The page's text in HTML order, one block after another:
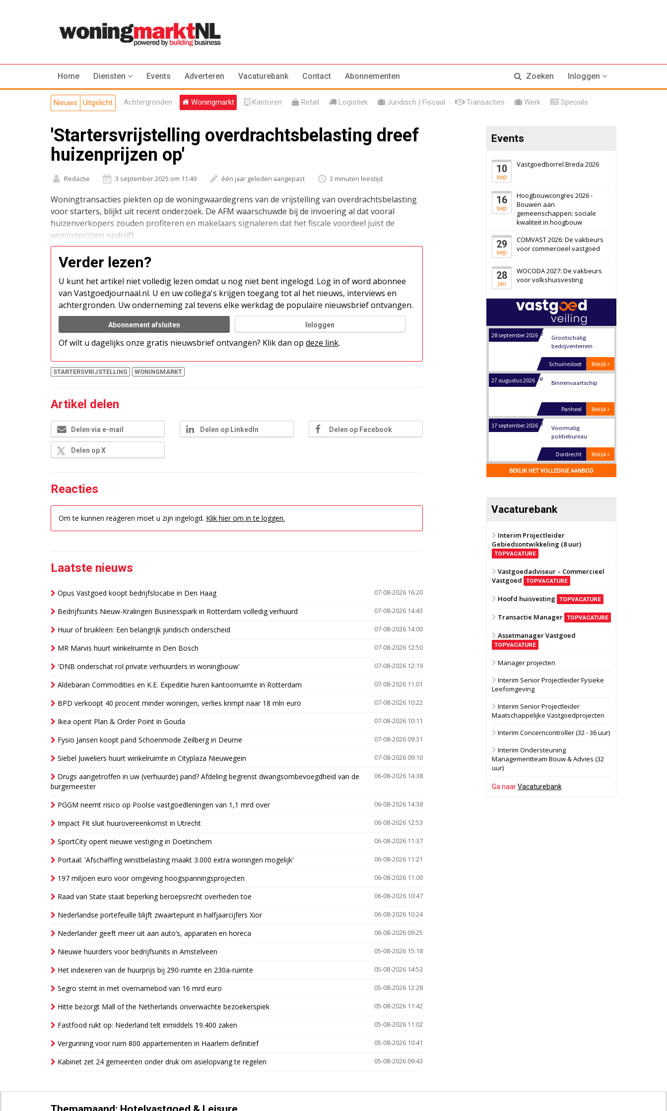
Home Diensten Events Adverteren Vacaturebank Contact Abonnementen Zoeken Inloggen
Nieuws Uitgelicht Achtergronden Woningmarkt Kantoren Retail Logistiek Juridisch | Fiscaal Transacties Werk Specials
'Startersvrijstelling overdrachtsbelasting dreef
huizenprijzen op'
Redactie 3 september 2025 om 11:49 één jaar geleden aangepast 3 minuten leestijd
Woningtransacties piekten op de woningwaardegrens van de vrijstelling van overdrachtsbelasting
voor starters, blijkt uit recent onderzoek. De AFM waarschuwde bij de invoering al dat vooral
huizenverkopers zouden profiteren en makelaars signaleren dat het fiscale voordeel juist de
woningprijzen opdrijft.
Verder lezen?
U kunt het artikel niet volledig lezen omdat u nog niet bent ingelogd. Log in of word abonnee
van Vastgoedjournaal.nl. U en uw collega's krijgen toegang tot al het nieuws, interviews en
achtergronden. Uw onderneming zal tevens elke werkdag de populaire nieuwsbrief ontvangen.
Abonnement afsluiten Inloggen
Of wilt u dagelijks onze gratis nieuwsbrief ontvangen? Klik dan op deze link.
STARTERSVRIJSTELLING WONINGMARKT
Artikel delen
Delen via e-mail Delen op LinkedIn Delen op Facebook
Delen op X
Reacties
Om te kunnen reageren moet u zijn ingelogd. Klik hier om in te loggen.
Laatste nieuws
07-08-2026 16:20
Opus Vastgoed koopt bedrijfslocatie in Den Haag
07-08-2026 14:43
Bedrijfsunits Nieuw-Kralingen Businesspark in Rotterdam volledig verhuurd
07-08-2026 14:00
Huur of bruikleen: Een belangrijk juridisch onderscheid
07-08-2026 12:50
MR Marvis huurt winkelruimte in Den Bosch
07-08-2026 12:19
'DNB onderschat rol private verhuurders in woningbouw'
07-08-2026 11:01
Aldebaran Commodities en K.E. Expeditie huren kantoorruimte in Rotterdam
07-08-2026 10:22
BPD verkoopt 40 procent minder woningen, verlies krimpt naar 18 mln euro
07-08-2026 10:11
Ikea opent Plan & Order Point in Gouda
07-08-2026 09:31
Fysio Jansen koopt pand Schoenmode Zeilberg in Deurne
07-08-2026 09:10
Siebel Juweliers huurt winkelruimte in Cityplaza Nieuwegein
06-08-2026 14:38
Drugs aangetroffen in uw (verhuurde) pand? Afdeling begrenst dwangsombevoegdheid van de
burgemeester
06-08-2026 14:38
PGGM neemt risico op Poolse vastgoedleningen van 1,1 mrd over
06-08-2026 12:53
Impact Fit sluit huurovereenkomst in Utrecht
06-08-2026 11:37
SportCity opent nieuwe vestiging in Doetinchem
06-08-2026 11:21
Portaal: 'Afschaffing winstbelasting maakt 3.000 extra woningen mogelijk'
06-08-2026 11:00
197 miljoen euro voor omgeving hoogspanningsprojecten
06-08-2026 10:47
Raad van State staat beperking beroepsrecht overheden toe
06-08-2026 10:24
Nederlandse portefeuille blijft zwaartepunt in halfjaarcijfers Xior
06-08-2026 09:25
Nederlander geeft meer uit aan auto’s, apparaten en horeca
05-08-2026 15:18
Nieuwe huurders voor bedrijfsunits in Amstelveen
05-08-2026 14:53
Het indexeren van de huurprijs bij 290-ruimte en 230a-ruimte
05-08-2026 12:28
Segro stemt in met overnamebod van 16 mrd euro
05-08-2026 11:42
Hitte bezorgt Mall of the Netherlands onverwachte bezoekerspiek
05-08-2026 11:02
Fastfood rukt op: Nederland telt inmiddels 19.400 zaken
05-08-2026 10:41
Vergunning voor ruim 800 appartementen in Haarlem definitief
05-08-2026 09:43
Kabinet zet 24 gemeenten onder druk om asielopvang te regelen
Events
10
sep
Vastgoedborrel Breda 2026
16
sep
Hoogbouwcongres 2026 -
Bouwen aan
gemeenschappen: sociale
kwaliteit in hoogbouw
29
sep
COMVAST 2026: De vakbeurs
voor commercieel vastgoed
28
jan
WOCODA 2027: De vakbeurs
voor volkshuisvesting
17 september 2026
Voormalig
politiebureau
6 oktober 2026 Transformatieobject
Schiedam
22 september 2026 Attractiepark
Bekijk
Oranje
28 september 2026
bedrijventerrein
Schuinesloot
27 augustus 2026 Binnenvaartschip
Bekijk
Panheel
17 september 2026
Voormalig
Bekijk
Dordrecht
17 september 2026
Voormalig
politiebureau
Bekijk
Hilversum
17 september 2026
Voormalig
Zwanenburg
6 oktober 2026
Oranje
28 september 2026
bedrijventerrein
Bekijk
Schuinesloot
politiebureau
17 september 2026
Voormalig
BEKIJK HET VOLLEDIGE AANBOD
Vacaturebank
Interim Projectleider
Gebiedsontwikkeling (8 uur)
TOPVACATURE
Vastgoedadviseur – Commercieel
Vastgoed
TOPVACATURE
Hoofd huisvesting TOPVACATURE
Transactie Manager TOPVACATURE
Assetmanager Vastgoed
TOPVACATURE
Manager projecten
Interim Senior Projectleider Fysieke
Leefomgeving
Interim Senior Projectleider
Maatschappelijke Vastgoedprojecten
Interim Concerncontroller (32 - 36 uur)
Interim Ondersteuning
Managementteam Bouw & Advies (32
uur)
Ga naarVacaturebank